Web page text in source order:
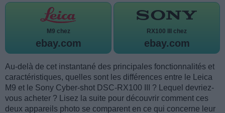
M9 chez
ebay.com
RX100 III chez
ebay.com
Au-delà de cet instantané des principales fonctionnalités et
caractéristiques, quelles sont les différences entre le Leica
M9 et le Sony Cyber-shot DSC-RX100 III ? Lequel devriez-
vous acheter ? Lisez la suite pour découvrir comment ces
deux appareils photo se comparent en ce qui concerne leur